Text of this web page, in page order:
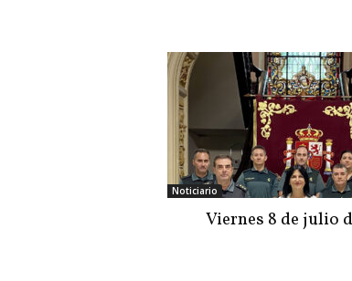
Noticiario
Viernes 8 de julio